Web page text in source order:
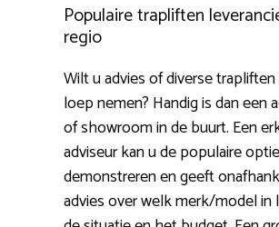
Populaire trapliften
regio
Wilt u advies of diverse
loep nemen? Handig is dan een
of showroom in de buurt. Een
adviseur kan u de populaire
demonstreren en geeft
advies over welk merk/model in